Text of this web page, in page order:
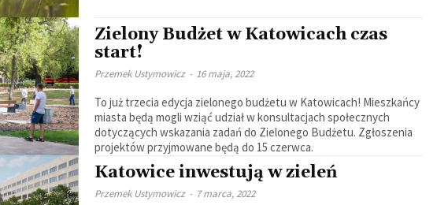
Zielony Budżet w Katowicach czas
start!
Przemek Ustymowicz - 16 maja, 2022
To już trzecia edycja zielonego budżetu w Katowicach! Mieszkańcy
miasta będą mogli wziąć udział w konsultacjach społecznych
dotyczących wskazania zadań do Zielonego Budżetu. Zgłoszenia
projektów przyjmowane będą do 15 czerwca.
Katowice inwestują w zieleń
Przemek Ustymowicz - 7 marca, 2022